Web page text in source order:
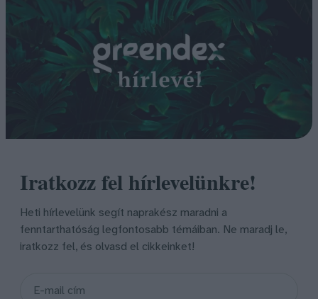
Iratkozz fel hírlevelünkre!
Heti hírlevelünk segít naprakész maradni a
fenntarthatóság legfontosabb témáiban. Ne maradj le,
iratkozz fel, és olvasd el cikkeinket!